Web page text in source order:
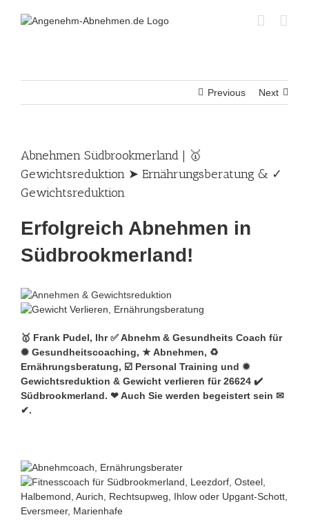
Previous Next
Abnehmen Südbrookmerland | 🥇
Gewichtsreduktion ➤ Ernährungsberatung & ✓
Gewichtsreduktion
Erfolgreich Abnehmen in
Südbrookmerland!
🥇 Frank Pudel, Ihr ✅ Abnehm & Gesundheits Coach für
✺ Gesundheitscoaching, ★ Abnehmen, ♻
Ernährungsberatung, ☑️ Personal Training und ✹
Gewichtsreduktion & Gewicht verlieren für 26624 ✔️
Südbrookmerland. ❤ Auch Sie werden begeistert sein ✉
✔.